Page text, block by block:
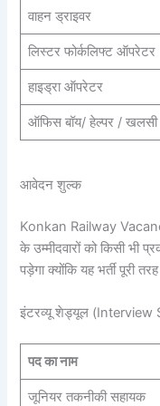
वाहन ड्राइवर
लिस्टर फोर्कलिफ्ट ऑपरेटर
हाइड्रा ऑपरेटर
ऑफिस बॉय/ हेल्पर / खलसी
आवेदन शुल्क
Konkan Railway
के उम्मीदवारों को किसी भी
पड़ेगा क्योंकि यह भर्ती पूरी
इंटरव्यू शेड्यूल (Interview
पद का नाम
जूनियर तकनीकी सहायक